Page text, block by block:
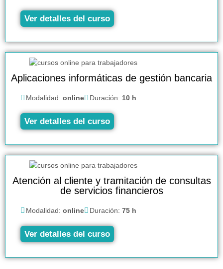
Ver detalles del curso
Aplicaciones informáticas de gestión bancaria
Modalidad: online Duración: 10 h
Ver detalles del curso
Atención al cliente y tramitación de consultas
de servicios financieros
Modalidad: online Duración: 75 h
Ver detalles del curso